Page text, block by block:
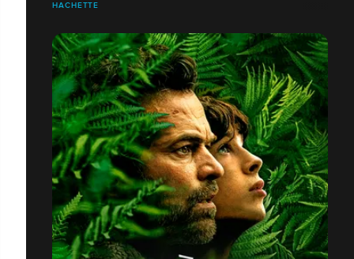
HACHETTE